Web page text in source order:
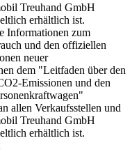
Treuhand GmbH
erhältlich ist.
Informationen zum
und den offiziellen
neuer
dem "Leitfaden über den
Emissionen und den
allen Verkaufsstellen und
Treuhand GmbH
erhältlich ist.